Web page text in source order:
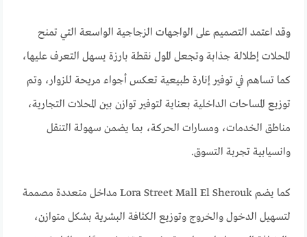
وقد اعتمد التصميم على الواجهات الزجاجية الواسعة التي تمنح
المحلات إطلالة جذابة وتجعل المول نقطة بارزة يسهل التعرف عليها،
كما تساهم في توفير إنارة طبيعية تعكس أجواء مريحة للزوار، وتم
توزيع المساحات الداخلية بعناية لتوفير توازن بين المحلات التجارية،
مناطق الخدمات، ومسارات الحركة، بما يضمن سهولة التنقل
وانسيابية تجربة التسوق.
كما يضم Lora Street Mall El Sherouk مداخل متعددة مصممة
لتسهيل الدخول والخروج وتوزيع الكثافة البشرية بشكل متوازن،